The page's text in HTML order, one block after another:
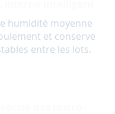
humidité moyenne
et conserve
entre les lots.